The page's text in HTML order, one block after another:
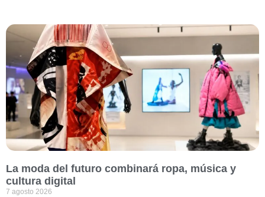
La moda del futuro combinará ropa, música y
cultura digital
7 agosto 2026